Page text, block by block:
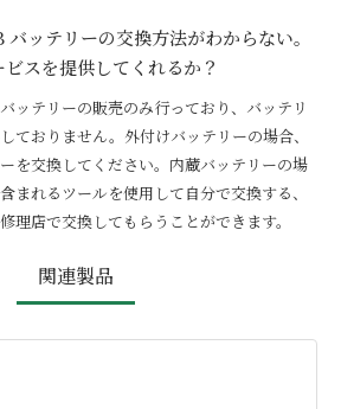
バッテリーの交換方法がわからない。
スを提供してくれるか？
ッテリーの販売のみ行っており、バッテリ
ておりません。外付けバッテリーの場合、
を交換してください。内蔵バッテリーの場
まれるツールを使用して自分で交換する、
理店で交換してもらうことができます。
関連製品